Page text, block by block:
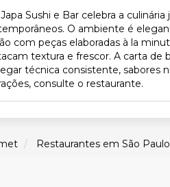
Sushi e Bar celebra a
O ambiente é
com peças elaboradas à la
textura e frescor. A carta de
técnica consistente, sabores
consulte o restaurante.
Restaurantes em São Paulo